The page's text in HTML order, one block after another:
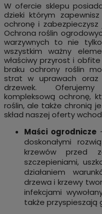
W ofercie sklepu
dzieki którym
ochronę i
Ochrona roślin
warzywnych to nie
wszystkim ważny
właściwy przyrost i
braku ochrony roślin
strat w uprawach oraz
drzewek.
kompleksową ochronę,
roślin, ale także chronią
skład naszej oferty
Maści ogrodnicze-
doskonałymi
krzewów przed
szczepieniami,
działaniem
drzewa i krzewy
infekcjami
także przyspieszają